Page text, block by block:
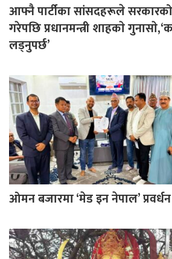
आफ्नै पार्टीका सांसदहरूले
गरेपछि प्रधानमन्त्री शाहकाे
लड्नुपर्छ’
ओमन बजारमा ‘मेड इन नेपाल’